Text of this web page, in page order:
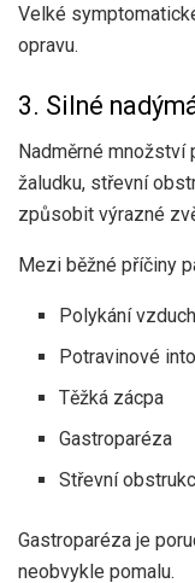
Velké
opravu.
3. Silné
Nadměrné
žaludku, střevní
způsobit výrazné
Mezi běžné příčiny
Polykání
Potravinové
Těžká zácpa
Gastroparéza
Střevní
Gastroparéza je
neobvykle pomalu.